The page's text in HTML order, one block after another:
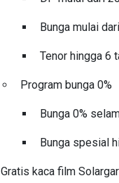
Bunga mulai
Tenor hingga 6
Program bunga 0%
Bunga 0%
Bunga spesial
Gratis kaca film